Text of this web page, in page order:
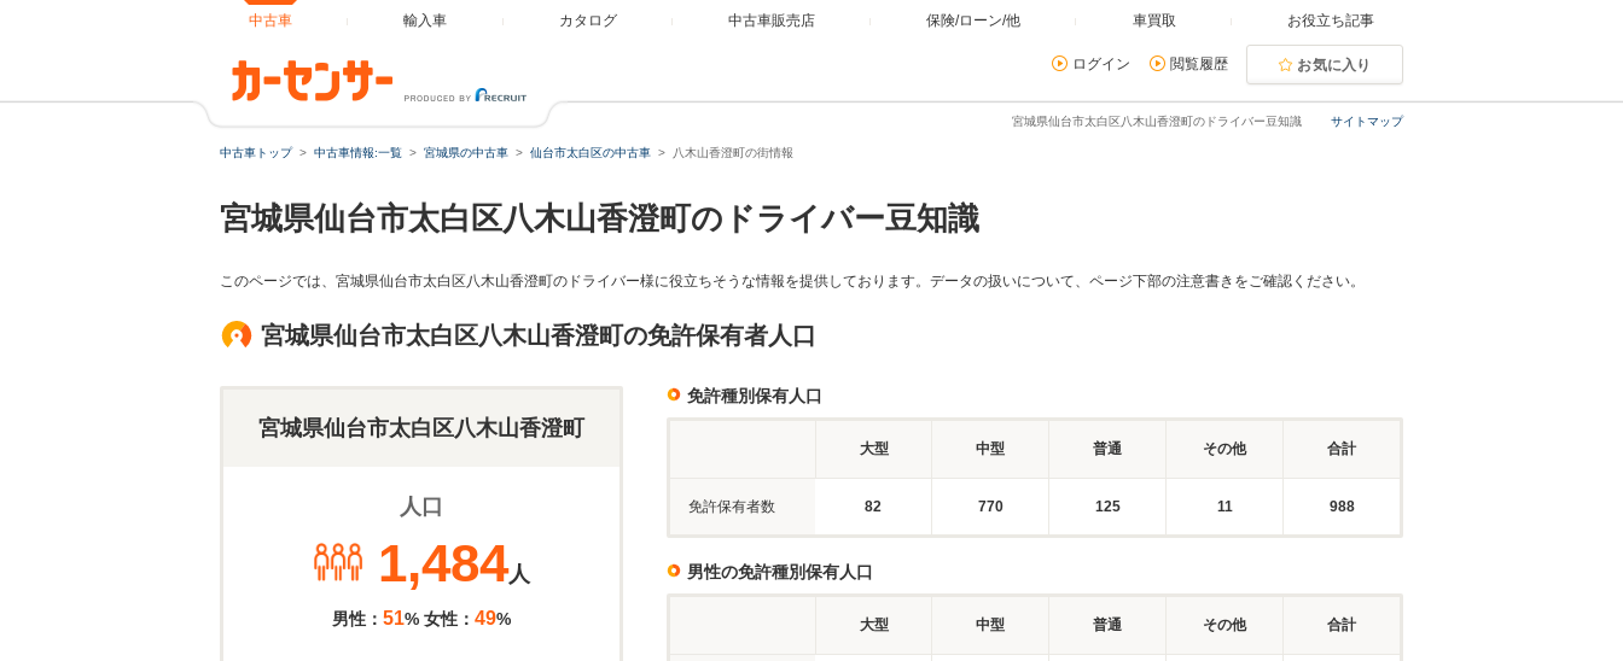
中古車 輸入車 カタログ 中古車販売店 保険/ローン/他 車買取 お役立ち記事
ログイン 閲覧履歴 お気に入り
サイトマップ
宮城県仙台市太白区八木山香澄町のドライバー豆知識
中古車トップ 中古車情報:一覧 宮城県の中古車 仙台市太白区の中古車 八木山香澄町の街情報
宮城県仙台市太白区八木山香澄町のドライバー豆知識
このページでは、宮城県仙台市太白区八木山香澄町のドライバー様に役立ちそうな情報を提供しております。データの扱いについて、ページ下部の注意書きをご確認ください。
宮城県仙台市太白区八木山香澄町の免許保有者人口
宮城県仙台市太白区八木山香澄町
人口
1,484人
男性： 51% 女性： 49%
免許種別保有人口
大型 中型 普通 その他 合計
免許保有者数 82 770 125 11 988
男性の免許種別保有人口
大型 中型 普通 その他 合計